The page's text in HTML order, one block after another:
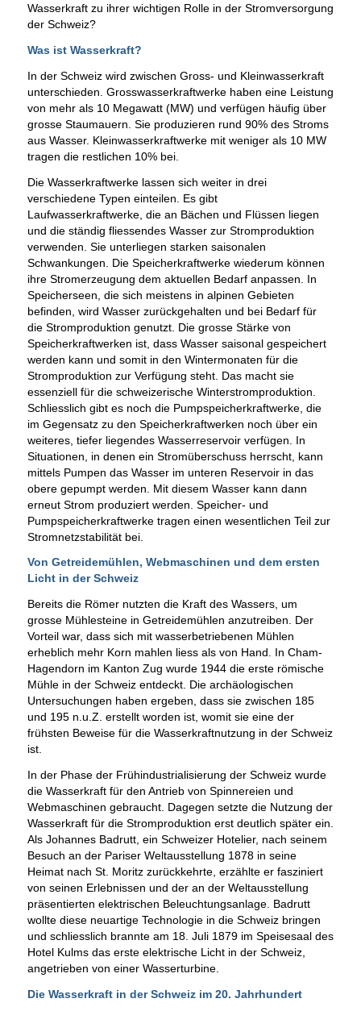
Wasserkraft zu ihrer wichtigen Rolle in der Stromversorgung
der Schweiz?
Was ist Wasserkraft?
In der Schweiz wird zwischen Gross- und Kleinwasserkraft
unterschieden. Grosswasserkraftwerke haben eine Leistung
von mehr als 10 Megawatt (MW) und verfügen häufig über
grosse Staumauern. Sie produzieren rund 90% des Stroms
aus Wasser. Kleinwasserkraftwerke mit weniger als 10 MW
tragen die restlichen 10% bei.
Die Wasserkraftwerke lassen sich weiter in drei
verschiedene Typen einteilen. Es gibt
Laufwasserkraftwerke, die an Bächen und Flüssen liegen
und die ständig fliessendes Wasser zur Stromproduktion
verwenden. Sie unterliegen starken saisonalen
Schwankungen. Die Speicherkraftwerke wiederum können
ihre Stromerzeugung dem aktuellen Bedarf anpassen. In
Speicherseen, die sich meistens in alpinen Gebieten
befinden, wird Wasser zurückgehalten und bei Bedarf für
die Stromproduktion genutzt. Die grosse Stärke von
Speicherkraftwerken ist, dass Wasser saisonal gespeichert
werden kann und somit in den Wintermonaten für die
Stromproduktion zur Verfügung steht. Das macht sie
essenziell für die schweizerische Winterstromproduktion.
Schliesslich gibt es noch die Pumpspeicherkraftwerke, die
im Gegensatz zu den Speicherkraftwerken noch über ein
weiteres, tiefer liegendes Wasserreservoir verfügen. In
Situationen, in denen ein Stromüberschuss herrscht, kann
mittels Pumpen das Wasser im unteren Reservoir in das
obere gepumpt werden. Mit diesem Wasser kann dann
erneut Strom produziert werden. Speicher- und
Pumpspeicherkraftwerke tragen einen wesentlichen Teil zur
Stromnetzstabilität bei.
Von Getreidemühlen, Webmaschinen und dem ersten
Licht in der Schweiz
Bereits die Römer nutzten die Kraft des Wassers, um
grosse Mühlesteine in Getreidemühlen anzutreiben. Der
Vorteil war, dass sich mit wasserbetriebenen Mühlen
erheblich mehr Korn mahlen liess als von Hand. In Cham-
Hagendorn im Kanton Zug wurde 1944 die erste römische
Mühle in der Schweiz entdeckt. Die archäologischen
Untersuchungen haben ergeben, dass sie zwischen 185
und 195 n.u.Z. erstellt worden ist, womit sie eine der
frühsten Beweise für die Wasserkraftnutzung in der Schweiz
ist.
In der Phase der Frühindustrialisierung der Schweiz wurde
die Wasserkraft für den Antrieb von Spinnereien und
Webmaschinen gebraucht. Dagegen setzte die Nutzung der
Wasserkraft für die Stromproduktion erst deutlich später ein.
Als Johannes Badrutt, ein Schweizer Hotelier, nach seinem
Besuch an der Pariser Weltausstellung 1878 in seine
Heimat nach St. Moritz zurückkehrte, erzählte er fasziniert
von seinen Erlebnissen und der an der Weltausstellung
präsentierten elektrischen Beleuchtungsanlage. Badrutt
wollte diese neuartige Technologie in die Schweiz bringen
und schliesslich brannte am 18. Juli 1879 im Speisesaal des
Hotel Kulms das erste elektrische Licht in der Schweiz,
angetrieben von einer Wasserturbine.
Die Wasserkraft in der Schweiz im 20. Jahrhundert